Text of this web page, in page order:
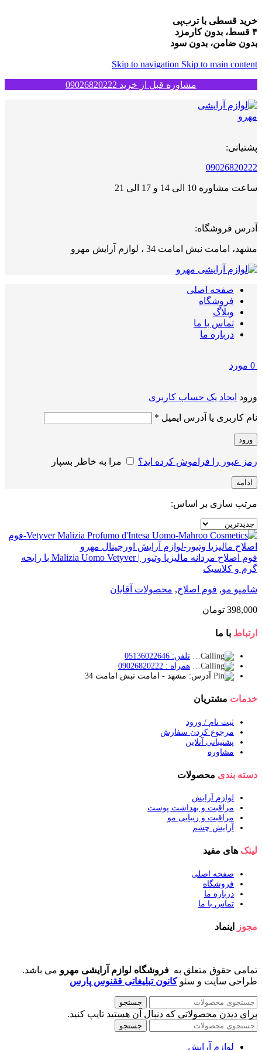
خرید قسطی با ترب‌پی
۴ قسط، بدون کارمزد
بدون ضامن، بدون سود
Skip to navigation Skip to main content
مشاوره قبل از خرید 09026820222
پشتیانی:
09026820222
ساعت مشاوره 10 الی 14 و 17 الی 21
آدرس فروشگاه:
مشهد، امامت نبش امامت 34 ، لوازم آرایش مهرو
صفحه اصلی
فروشگاه
وبلاگ
تماس با ما
درباره ما
0 مورد
ورود ایجاد یک حساب کاربری
نام کاربری یا آدرس ایمیل *
ورود
رمز عبور را فراموش کرده اید؟ مرا به خاطر بسپار
ادامه
مرتب سازی بر اساس:
فوم اصلاح مردانه مالیزیا وتیور | Malizia Uomo Vetyver با رایحه
گرم و کلاسیک
شامپو مو, فوم اصلاح, محصولات آقایان
398,000 تومان
ارتباط با ما
تلفن: 05136022646
همراه : 09026820222
آدرس: مشهد - امامت نبش امامت 34
خدمات مشتریان
ثبت نام / ورود
مرجوع کردن سفارش
پشتیبانی آنلاین
مشاوره
دسته بندی محصولات
لوازم آرایش
مراقبت و بهداشت پوست
مراقبت و زیبایی مو
آرایش چشم
لینک های مفید
صفحه اصلی
فروشگاه
درباره ما
تماس با ما
مجوز اینماد
تمامی حقوق متعلق به فروشگاه لوازم آرایشی مهرو می باشد.
طراحی سایت و سئوکانون تبلیغاتی ققنوس پارس
جستجو
برای دیدن محصولاتی که دنبال آن هستید تایپ کنید.
جستجو
لوازم آرایش